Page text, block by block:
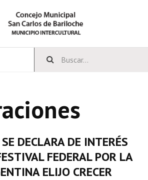
DECLARA DE INTERÉS
FEDERAL POR LA
ELIJO CRECER